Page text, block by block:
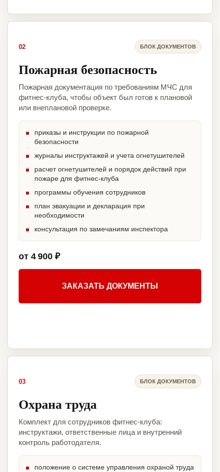
02 БЛОК ДОКУМЕНТОВ
Пожарная безопасность
Пожарная документация по требованиям МЧС для
фитнес-клуба, чтобы объект был готов к плановой
или внеплановой проверке.
приказы и инструкции по пожарной
безопасности
журналы инструктажей и учета огнетушителей
расчет огнетушителей и порядок действий при
пожаре для фитнес-клуба
программы обучения сотрудников
план эвакуации и декларация при
необходимости
консультация по замечаниям инспектора
от 4 900 ₽
ЗАКАЗАТЬ ДОКУМЕНТЫ
03 БЛОК ДОКУМЕНТОВ
Охрана труда
Комплект для сотрудников фитнес-клуба:
инструктажи, ответственные лица и внутренний
контроль работодателя.
положение о системе управления охраной труда